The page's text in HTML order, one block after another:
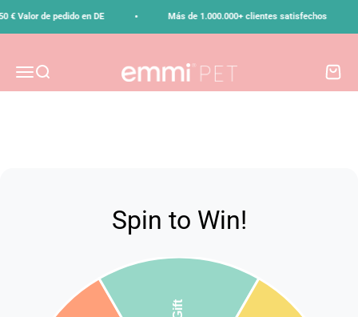
Valor de pedido en DE Más de 1.000.000+ clientes satisfechos
MenúBuscar emmi-pet Carrito
Spin to Win!